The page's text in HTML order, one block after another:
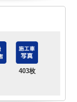
403枚